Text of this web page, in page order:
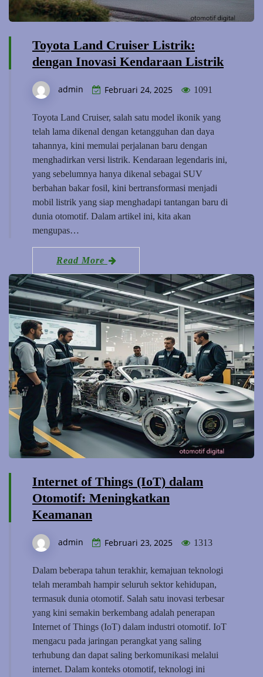
Toyota Land Cruiser Listrik:
dengan Inovasi Kendaraan Listrik
admin Februari 24, 2025 1091
Toyota Land Cruiser, salah satu model ikonik yang
telah lama dikenal dengan ketangguhan dan daya
tahannya, kini memulai perjalanan baru dengan
menghadirkan versi listrik. Kendaraan legendaris ini,
yang sebelumnya hanya dikenal sebagai SUV
berbahan bakar fosil, kini bertransformasi menjadi
mobil listrik yang siap menghadapi tantangan baru di
dunia otomotif. Dalam artikel ini, kita akan
mengupas…
Read More
Internet of Things (IoT) dalam
Otomotif: Meningkatkan
Keamanan
admin Februari 23, 2025 1313
Dalam beberapa tahun terakhir, kemajuan teknologi
telah merambah hampir seluruh sektor kehidupan,
termasuk dunia otomotif. Salah satu inovasi terbesar
yang kini semakin berkembang adalah penerapan
Internet of Things (IoT) dalam industri otomotif. IoT
mengacu pada jaringan perangkat yang saling
terhubung dan dapat saling berkomunikasi melalui
internet. Dalam konteks otomotif, teknologi ini